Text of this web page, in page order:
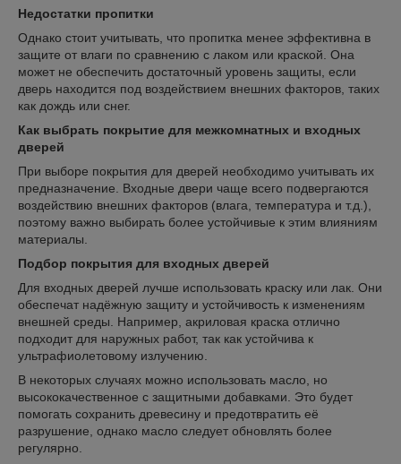
Недостатки пропитки
Однако стоит учитывать, что пропитка менее эффективна в
защите от влаги по сравнению с лаком или краской. Она
может не обеспечить достаточный уровень защиты, если
дверь находится под воздействием внешних факторов, таких
как дождь или снег.
Как выбрать покрытие для межкомнатных и входных
дверей
При выборе покрытия для дверей необходимо учитывать их
предназначение. Входные двери чаще всего подвергаются
воздействию внешних факторов (влага, температура и т.д.),
поэтому важно выбирать более устойчивые к этим влияниям
материалы.
Подбор покрытия для входных дверей
Для входных дверей лучше использовать краску или лак. Они
обеспечат надёжную защиту и устойчивость к изменениям
внешней среды. Например, акриловая краска отлично
подходит для наружных работ, так как устойчива к
ультрафиолетовому излучению.
В некоторых случаях можно использовать масло, но
высококачественное с защитными добавками. Это будет
помогать сохранить древесину и предотвратить её
разрушение, однако масло следует обновлять более
регулярно.